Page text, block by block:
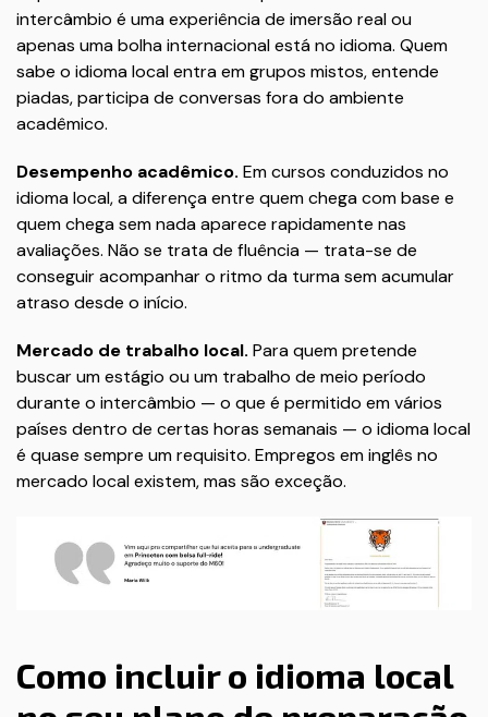
intercâmbio é uma experiência de imersão real ou
apenas uma bolha internacional está no idioma. Quem
sabe o idioma local entra em grupos mistos, entende
piadas, participa de conversas fora do ambiente
acadêmico.
Desempenho acadêmico. Em cursos conduzidos no
idioma local, a diferença entre quem chega com base e
quem chega sem nada aparece rapidamente nas
avaliações. Não se trata de fluência — trata-se de
conseguir acompanhar o ritmo da turma sem acumular
atraso desde o início.
Mercado de trabalho local. Para quem pretende
buscar um estágio ou um trabalho de meio período
durante o intercâmbio — o que é permitido em vários
países dentro de certas horas semanais — o idioma local
é quase sempre um requisito. Empregos em inglês no
mercado local existem, mas são exceção.
Como incluir o idioma local